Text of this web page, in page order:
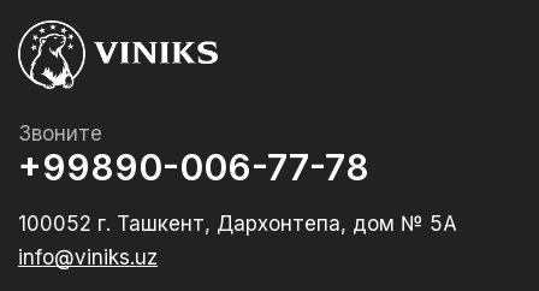
Звоните
+99890-006-77-78
100052 г. Ташкент, Дархонтепа, дом № 5А
info@viniks.uz